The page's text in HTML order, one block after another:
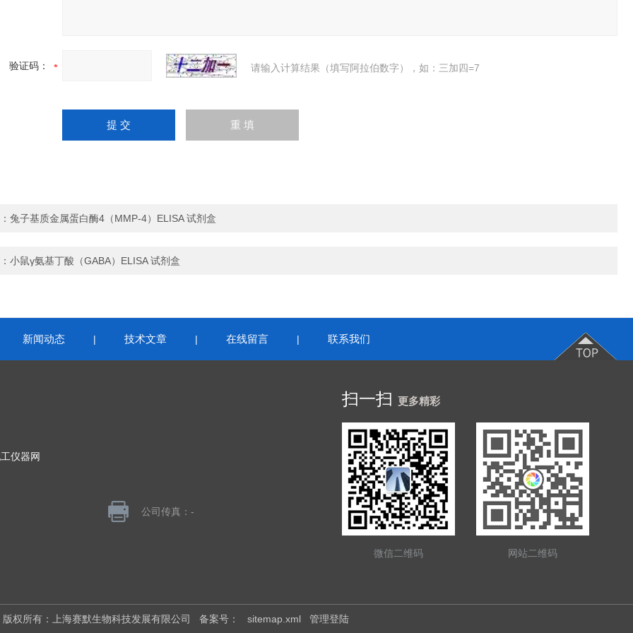
验证码： 请输入计算结果（填写阿拉伯数字），如：三加四=7
兔子基质金属蛋白酶4（MMP-4）ELISA 试剂盒
小鼠γ氨基丁酸（GABA）ELISA 试剂盒
新闻动态 | 技术文章 | 在线留言 | 联系我们
仪器网
公司传真：-
扫一扫 更多精彩
微信二维码 网站二维码
权所有：上海赛默生物科技发展有限公司 备案号： sitemap.xml 管理登陆